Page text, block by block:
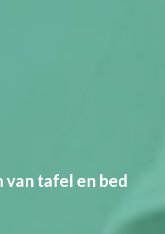
van tafel en bed